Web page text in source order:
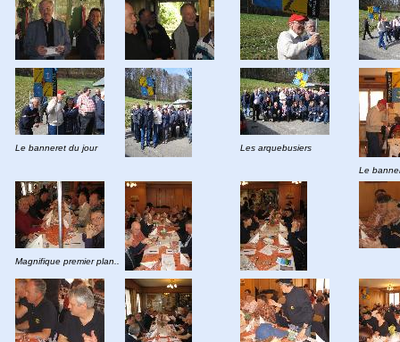
Le banneret du jour Les arquebusiers
Le
Magnifique premier plan..